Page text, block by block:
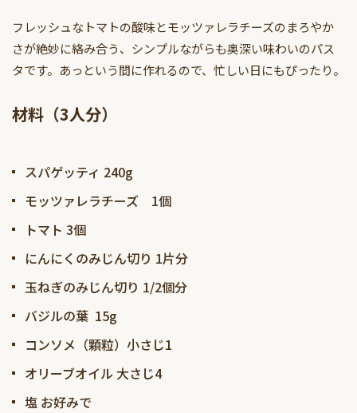
フレッシュなトマトの酸味とモッツァレラチーズのまろやか
さが絶妙に絡み合う、シンプルながらも奥深い味わいのパス
タです。あっという間に作れるので、忙しい日にもぴったり。
材料（3人分）
スパゲッティ 240g
モッツァレラチーズ 1個
トマト 3個
にんにくのみじん切り 1片分
玉ねぎのみじん切り 1/2個分
バジルの葉 15g
コンソメ（顆粒）小さじ1
オリーブオイル 大さじ4
塩 お好みで